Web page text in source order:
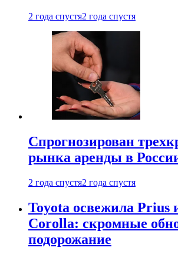
2 года спустя2 года спустя
Спрогнозирован
рынка аренды в
2 года спустя2 года спустя
Toyota освежила Prius
Corolla: скромные
подорожание